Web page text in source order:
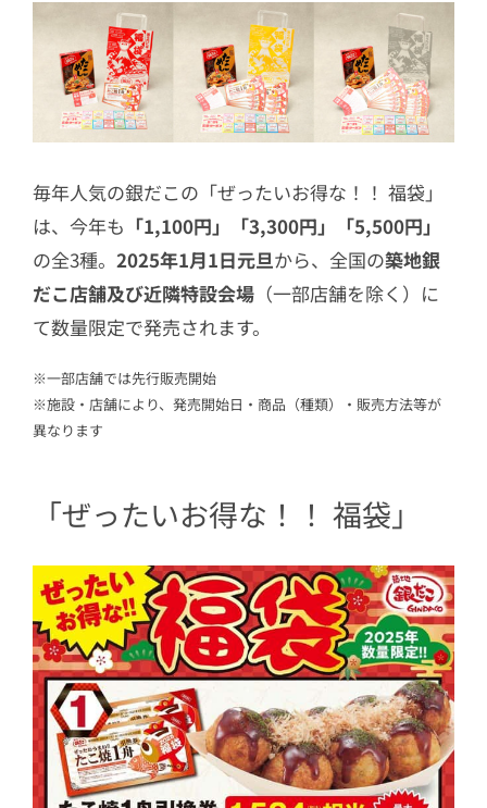
毎年人気の銀だこの「ぜったいお得な！！ 福袋」
は、今年も 「1,100円」「3,300円」「5,500円」
の全3種。 2025年1月1日元旦から、全国の築地銀
だこ店舗及び近隣特設会場 （一部店舗を除く）に
て数量限定で発売されます。
※一部店舗では先行販売開始
※施設・店舗により、発売開始日・商品（種類）・販売方法等が
異なります
「ぜったいお得な！！ 福袋」